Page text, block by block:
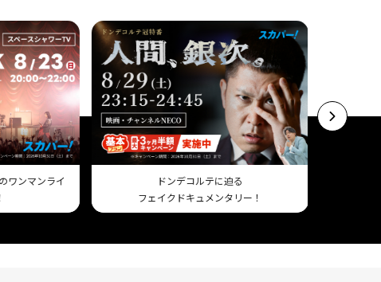
ワンマンライ
ドンデコルテに迫る
フェイクドキュメンタリー！